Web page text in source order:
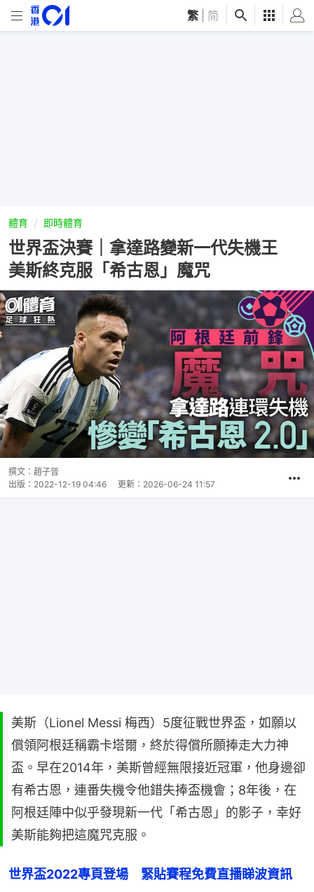
繁 简
體育 即時體育
世界盃決賽｜拿達路變新一代失機王
美斯終克服「希古恩」魔咒
撰文： 趙子晉
出版： 2022-12-19 04:46 更新： 2026-06-24 11:57
美斯（Lionel Messi 梅西）5度征戰世界盃，如願以
償領阿根廷稱霸卡塔爾，終於得償所願捧走大力神
盃。早在2014年，美斯曾經無限接近冠軍，他身邊卻
有希古恩，連番失機令他錯失捧盃機會；8年後，在
阿根廷陣中似乎發現新一代「希古恩」的影子，幸好
美斯能夠把這魔咒克服。
世界盃2022專頁登場　緊貼賽程免費直播睇波資訊